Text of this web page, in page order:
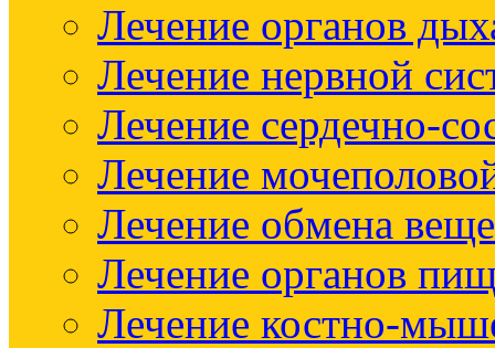
Лечение органов
Лечение нервной
Лечение сердечно-
Лечение
Лечение обмена
Лечение органов
Лечение костно-